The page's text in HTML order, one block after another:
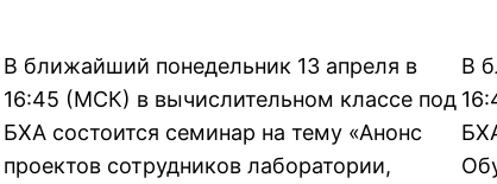
В ближайший понедельник 13 апреля в
16:45 (МСК) в вычислительном классе под
БХА состоится семинар на тему «Анонс
проектов сотрудников лаборатории,
В